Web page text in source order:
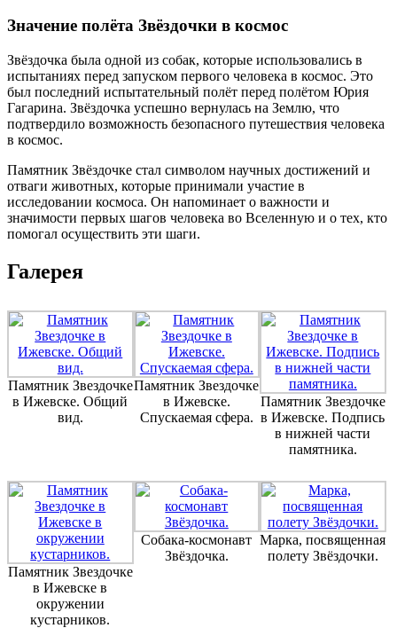
Значение полёта Звёздочки в космос
Звёздочка была одной из собак, которые использовались в
испытаниях перед запуском первого человека в космос. Это
был последний испытательный полёт перед полётом Юрия
Гагарина. Звёздочка успешно вернулась на Землю, что
подтвердило возможность безопасного путешествия человека
в космос.
Памятник Звёздочке стал символом научных достижений и
отваги животных, которые принимали участие в
исследовании космоса. Он напоминает о важности и
значимости первых шагов человека во Вселенную и о тех, кто
помогал осуществить эти шаги.
Галерея
Памятник Звездочке
в Ижевске. Общий
вид.
Памятник Звездочке
в Ижевске.
Спускаемая сфера.
Памятник Звездочке
в Ижевске. Подпись
в нижней части
памятника.
Памятник Звездочке
в Ижевске в
окружении
кустарников.
Собака-космонавт
Звёздочка.
Марка, посвященная
полету Звёздочки.